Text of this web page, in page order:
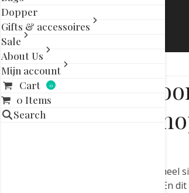
Dopper
Gifts & accessoires
Sale
About Us
Mijn account
Cart
0
0 Items
Search
Mini ramp
Van een berg hout, naar een heel
resultaat mocht er zeker zijn! En